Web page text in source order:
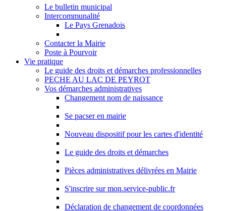
Le bulletin municipal
Intercommunalité
Le Pays Grenadois
Contacter la Mairie
Poste à Pourvoir
Vie pratique
Le guide des droits et démarches professionnelles
PECHE AU LAC DE PEYROT
Vos démarches administratives
Changement nom de naissance
Se pacser en mairie
Nouveau dispositif pour les cartes d'identité
Le guide des droits et démarches
Pièces administratives délivrées en Mairie
S'inscrire sur mon.service-public.fr
Déclaration de changement de coordonnées